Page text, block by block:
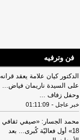
فن وترفيه
الدكتور كيان علامة يعقد قرانه
على السيدة ناريمان فياض…
وحفل زفاف ...
خبر عاجل -
01:11:09
محمد الجسار: «صيفي ثقافي
18» أول فعاليّة كُبرى... بعد